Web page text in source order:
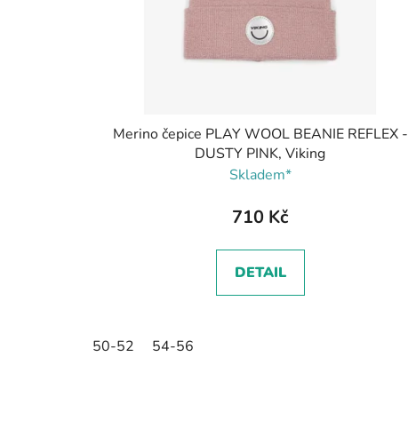
Merino čepice PLAY WOOL BEANIE REFLEX -
DUSTY PINK, Viking
Skladem*
710 Kč
DETAIL
50-52 54-56